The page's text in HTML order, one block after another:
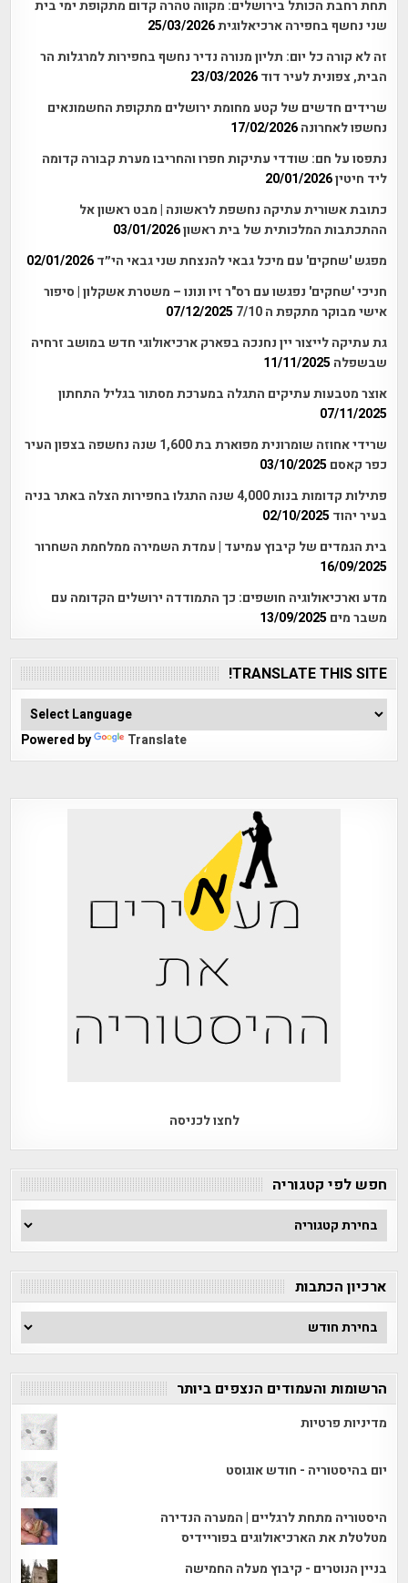
תחת רחבת הכותל בירושלים: מקווה טהרה קדום מתקופת ימי בית
שני נחשף בחפירה ארכיאלוגית25/03/2026
זה לא קורה כל יום: תליון מנורה נדיר נחשף בחפירות למרגלות הר
הבית, צפונית לעיר דוד 23/03/2026
שרידים חדשים של קטע מחומת ירושלים מתקופת החשמונאים
נחשפו לאחרונה 17/02/2026
נתפסו על חם: שודדי עתיקות חפרו והחריבו מערת קבורה קדומה
ליד חיטין20/01/2026
כתובת אשורית עתיקה נחשפת לראשונה | מבט ראשון אל
ההתכתבות המלכותית של בית ראשון03/01/2026
מפגש 'שחקים' עם מיכל גבאי להנצחת שני גבאי הי״ד 02/01/2026
חניכי 'שחקים' נפגשו עם רס"ר זיו ונונו – משטרת אשקלון | סיפור
אישי מבוקר מתקפת ה 7/10
07/12/2025
גת עתיקה לייצור יין נחנכה בפארק ארכיאולוגי חדש במושב זרחיה
שבשפלה 11/11/2025
אוצר מטבעות עתיקים התגלה במערכת מסתור בגליל התחתון
07/11/2025
שרידי אחוזה שומרונית מפוארת בת 1,600 שנה נחשפה בצפון העיר
כפר קאסם 03/10/2025
פתילות קדומות בנות 4,000 שנה התגלו בחפירות הצלה באתר בניה
בעיר יהוד 02/10/2025
בית הגמדים של קיבוץ עמיעד | עמדת השמירה ממלחמת השחרור
16/09/2025
מדע וארכיאולוגיה חושפים: כך התמודדה ירושלים הקדומה עם
משבר מים 13/09/2025
TRANSLATE THIS SITE!
Powered by Translate
לחצו לכניסה
חפש לפי קטגוריה
חפש
לפי
ארכיון הכתבות
ארכיון
הכתבות
הרשומות והעמודים הנצפים ביותר
מדיניות פרטיות
יום בהיסטוריה - חודש אוגוסט
היסטוריה מתחת לרגליים | המערה הנדירה
מטלטלת את הארכיאולוגים בפוריידיס
בניין הנוטרים - קיבוץ מעלה החמישה